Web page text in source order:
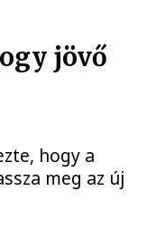
jövő
hogy a
meg az új